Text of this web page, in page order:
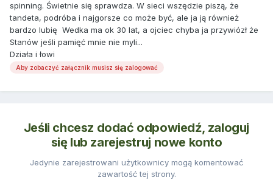
spinning. Świetnie się sprawdza. W sieci wszędzie piszą, że
tandeta, podróba i najgorsze co może być, ale ja ją również
bardzo lubię Wedka ma ok 30 lat, a ojciec chyba ja przywiózł że
Stanów jeśli pamięć mnie nie myli...
Działa i łowi
Aby zobaczyć załącznik musisz się zalogować
Jeśli chcesz dodać odpowiedź, zaloguj
się lub zarejestruj nowe konto
Jedynie zarejestrowani użytkownicy mogą komentować
zawartość tej strony.